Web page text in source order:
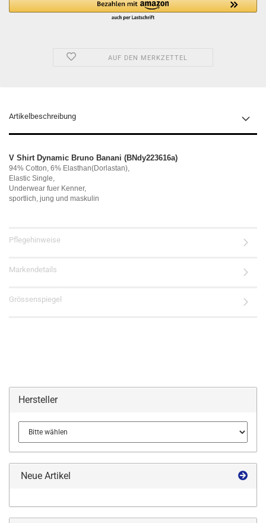
AUF DEN MERKZETTEL
Artikelbeschreibung
V Shirt Dynamic Bruno Banani (BNdy223616a)
94% Cotton, 6% Elasthan(Dorlastan),
Elastic Single,
Underwear fuer Kenner,
sportlich, jung und maskulin
Pflegehinweise
Markendetails
Grössenspiegel
Hersteller
Neue Artikel